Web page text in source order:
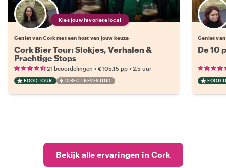
Kies jouw favoriete local
Geniet van Cork met een host van jouw keuze
Cork Bier Tour: Slokjes, Verhalen &
Prachtige Stops
21 beoordelingen • €105.15 pp • 2.5 uur
FOOD TOUR DIRECT BEVESTIGD
Geniet
De 10
FOOD
Bekijk alle ervaringen in Cork